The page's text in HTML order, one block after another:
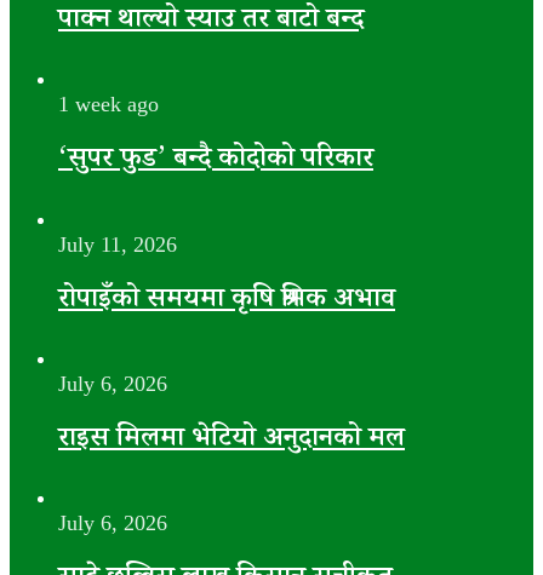
पाक्न थाल्यो स्याउ तर बाटो बन्द
1 week ago
‘सुपर फुड’ बन्दै कोदोको परिकार
July 11, 2026
रोपाइँको समयमा कृषि श्रमिक अभाव
July 6, 2026
राइस मिलमा भेटियो अनुदानको मल
July 6, 2026